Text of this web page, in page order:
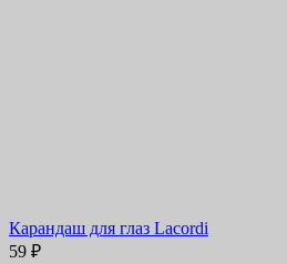
Карандаш для глаз Lacordi
59 ₽